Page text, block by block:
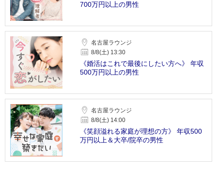
700万円以上の男性
名古屋ラウンジ
8/8(土) 13:30
《婚活はこれで最後にしたい方へ》 年収
500万円以上の男性
名古屋ラウンジ
8/8(土) 14:00
《笑顔溢れる家庭が理想の方》 年収500
万円以上＆大卒/院卒の男性